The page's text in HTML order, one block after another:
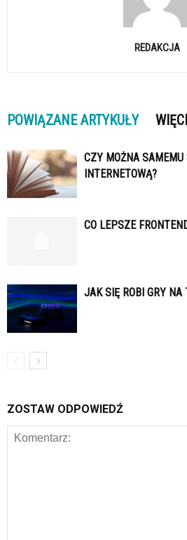
REDAKCJA
POWIĄZANE ARTYKUŁY
CZY MOŻNA SAMEMU
INTERNETOWĄ?
CO LEPSZE
JAK SIĘ ROBI GRY NA
ZOSTAW ODPOWIEDŹ